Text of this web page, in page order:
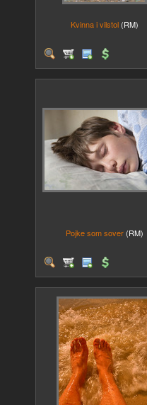
Kvinna i vilstol (RM)
Pojke som sover (RM)